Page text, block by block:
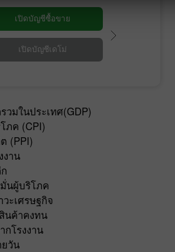
เปิดบัญชีซื้อขาย
เปิดบัญชีเดโม่
มในประเทศ(GDP)
ภค (CPI)
(PPI)
งาน
นผู้บริโภค
ะเศรษฐกิจ
นค้าคงทน
กโรงงาน
วัน